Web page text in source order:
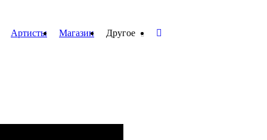
Артисты Магазин Другое